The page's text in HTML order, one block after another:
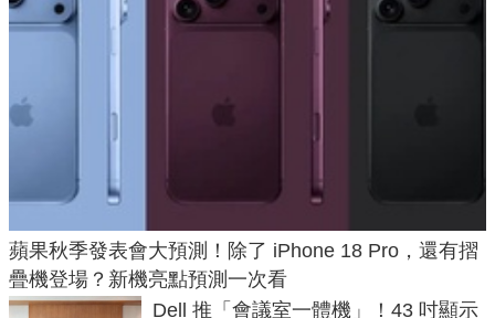
蘋果秋季發表會大預測！除了 iPhone 18 Pro，還有摺
疊機登場？新機亮點預測一次看
Dell 推「會議室一體機」！43 吋顯示